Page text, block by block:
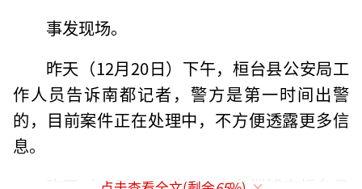
事发现场。
昨天（12月20日）下午，桓台县公安局工
作人员告诉南都记者，警方是第一时间出警
的，目前案件正在处理中，不方便透露更多信
息。